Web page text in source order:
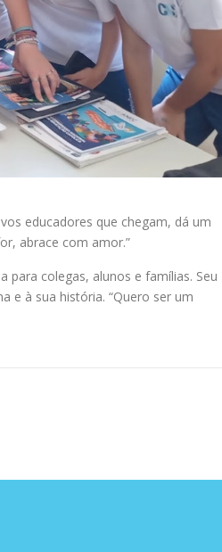
educadores que chegam, dá um
abrace com amor.”
para colegas, alunos e famílias. Seu
e à sua história. “Quero ser um